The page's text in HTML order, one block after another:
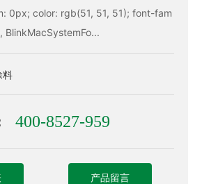
0px; color: rgb(51, 51, 51); font-fam
料
400-8527-959
产品留言